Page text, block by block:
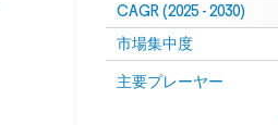
CAGR (2025 - 2030)
市場集中度
主要プレーヤー